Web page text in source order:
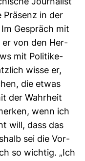
Jour­na­list
Prä­senz in der
Gespräch mit
er von den Her­
mit Poli­ti­ke­
wisse er,
die etwas
der Wahr­heit
wenn ich
will, dass das
sei die Vor­
so wichtig. „Ich